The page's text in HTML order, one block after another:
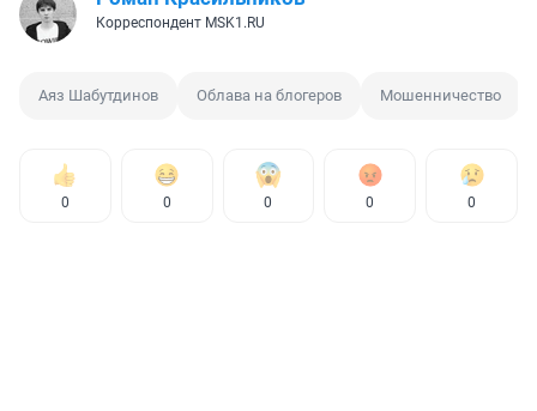
Корреспондент MSK1.RU
Аяз Шабутдинов Облава на блогеров Мошенничество
0 0 0 0 0